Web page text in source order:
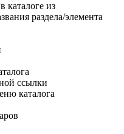
каталоге из
раздела/элемента
ссылки
каталога